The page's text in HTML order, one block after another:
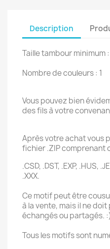
Description
Taille tambour minimum
Nombre de couleurs : 1
Vous pouvez bien
des fils à votre
Après votre achat vous
fichier .ZIP comprenant
.CSD, .DST, .EXP, .HUS,
.XXX.
Ce motif peut être
à la vente, mais il ne
échangés ou partagés.
Tous les motifs sont